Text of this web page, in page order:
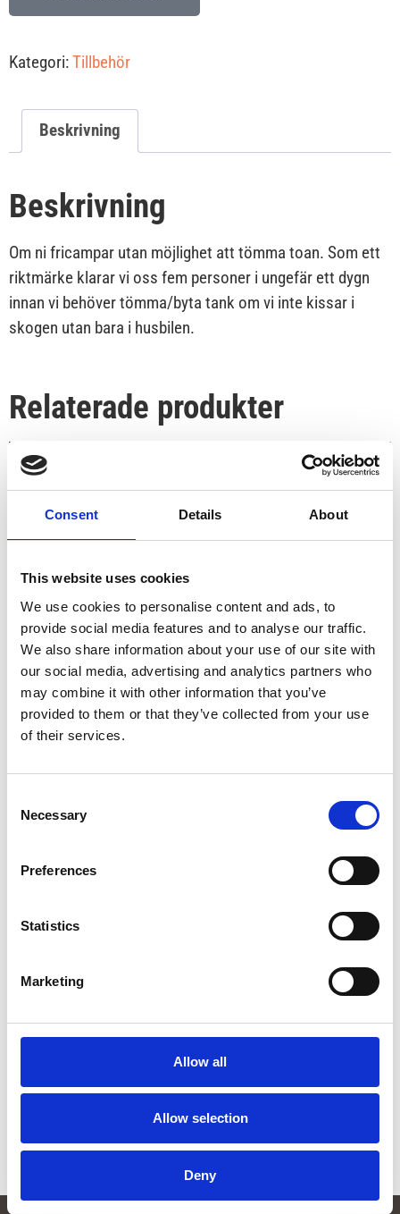
Consent Details About
This website uses cookies
We use cookies to personalise content and ads, to
provide social media features and to analyse our traffic.
We also share information about your use of our site with
our social media, advertising and analytics partners who
may combine it with other information that you’ve
provided to them or that they’ve collected from your use
of their services.
Selection
Necessary
Preferences
Statistics
Marketing
Allow all
Allow selection
Deny
Kategori:Tillbehör
Beskrivning
Beskrivning
Om ni fricampar utan möjlighet att tömma toan. Som ett
riktmärke klarar vi oss fem personer i ungefär ett dygn
innan vi behöver tömma/byta tank om vi inte kissar i
skogen utan bara i husbilen.
Relaterade produkter
Tillbehör braspanna
Från:15kr
Läs mer
Bilbarnstol
Från:50kr
Braspanna
Från:10kr
Läs mer